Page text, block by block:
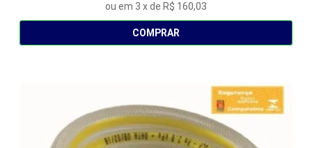
ou em 3 x de R$ 160,03
COMPRAR